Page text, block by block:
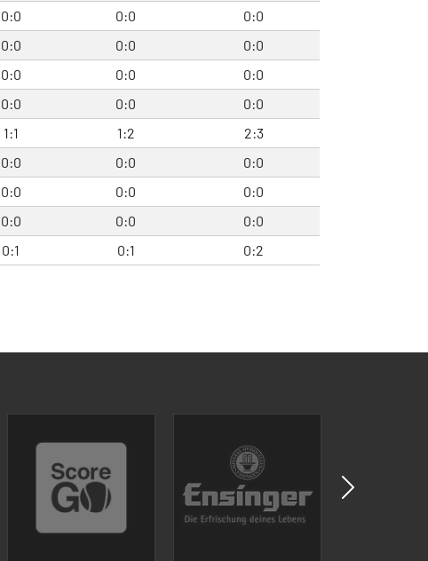
0:0 0:0
0:0
0:0 0:0
0:0
0:0 0:0
0:0
0:0 0:0
0:0
1:1 1:2
2:3
0:0 0:0
0:0
0:0 0:0
0:0
0:0 0:0
0:0
0:1 0:1 0:2